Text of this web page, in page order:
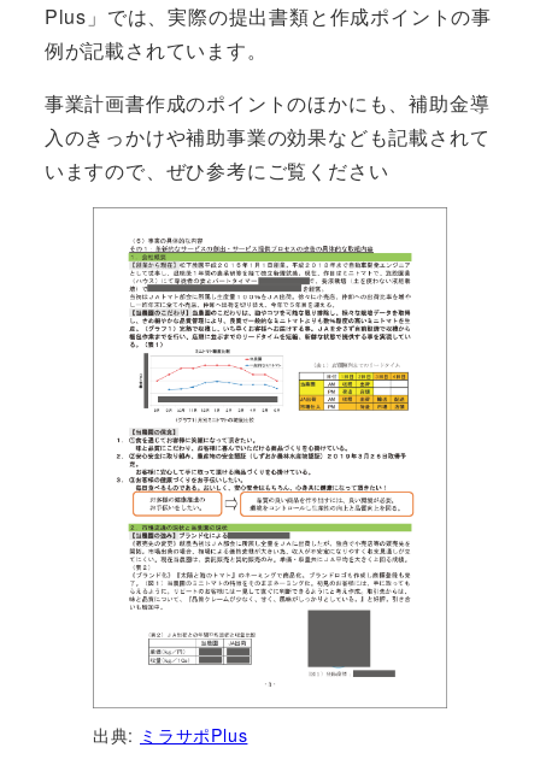
Plus」では、実際の提出書類と作成ポイントの事
例が記載されています。
事業計画書作成のポイントのほかにも、補助金導
入のきっかけや補助事業の効果なども記載されて
いますので、ぜひ参考にご覧ください
出典: ミラサポPlus